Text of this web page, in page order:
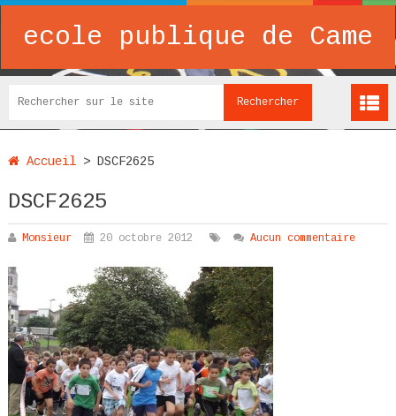
ecole publique de Came
Accueil> DSCF2625
DSCF2625
Monsieur 20 octobre 2012 Aucun commentaire